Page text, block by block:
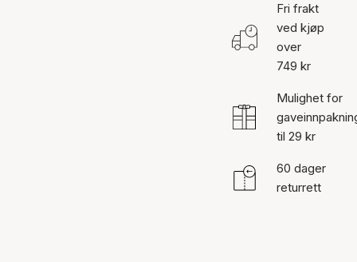
Fri frakt
ved kjøp
over
749 kr
Mulighet for
til 29 kr
60 dager
returrett